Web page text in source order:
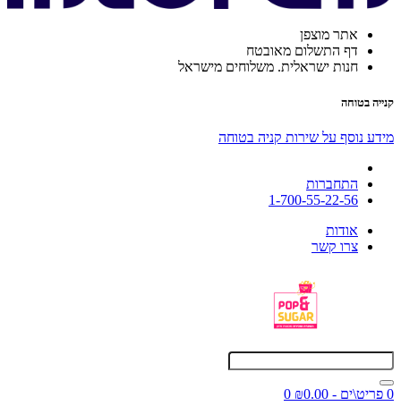
אתר מוצפן
דף התשלום מאובטח
חנות ישראלית. משלוחים מישראל
קנייה בטוחה
מידע נוסף על שירות קניה בטוחה
התחברות
1-700-55-22-56
אודות
צרו קשר
0 פריט\ים - ₪0.00
0